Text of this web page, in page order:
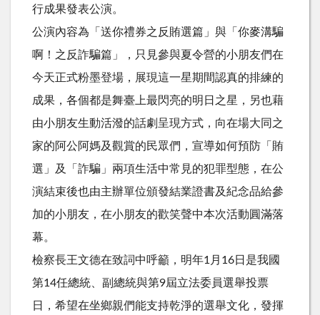
行成果發表公演。
公演內容為「送你禮券之反賄選篇」與「你麥溝騙
啊！之反詐騙篇」，只見參與夏令營的小朋友們在
今天正式粉墨登場，展現這一星期間認真的排練的
成果，各個都是舞臺上最閃亮的明日之星，另也藉
由小朋友生動活潑的話劇呈現方式，向在場大同之
家的阿公阿媽及觀賞的民眾們，宣導如何預防「賄
選」及「詐騙」兩項生活中常見的犯罪型態，在公
演結束後也由主辦單位頒發結業證書及紀念品給參
加的小朋友，在小朋友的歡笑聲中本次活動圓滿落
幕。
檢察長王文德在致詞中呼籲，明年1月16日是我國
第14任總統、副總統與第9屆立法委員選舉投票
日，希望在坐鄉親們能支持乾淨的選舉文化，發揮